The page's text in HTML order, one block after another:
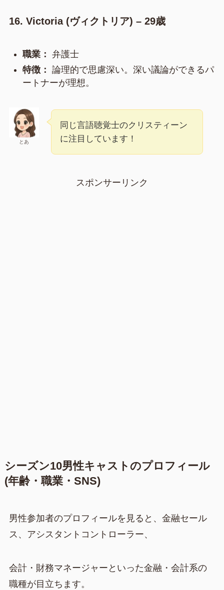
16. Victoria (ヴィクトリア) – 29歳
職業： 弁護士
特徴： 論理的で思慮深い。深い議論ができるパ
ートナーが理想。
とあ
同じ言語聴覚士のクリスティーン
に注目しています！
スポンサーリンク
シーズン10男性キャストのプロフィール
(年齢・職業・SNS)
男性参加者のプロフィールを見ると、金融セール
ス、アシスタントコントローラー、
会計・財務マネージャーといった金融・会計系の
職種が目立ちます。